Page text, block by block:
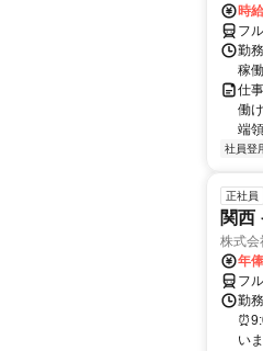
時
フ
勤
稼
仕
働
端
社員登
正社員
関西
株式会
年
フ
勤
い